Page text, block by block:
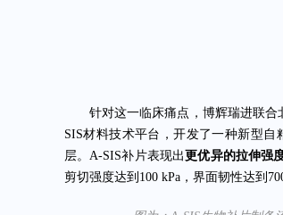
针对这一临床痛点，博辉瑞进联
SIS材料技术平台，开发了一种新型
层。A-SIS补片表现出 更优异的拉伸强
剪切强度达到100 kPa，界面韧性达到700